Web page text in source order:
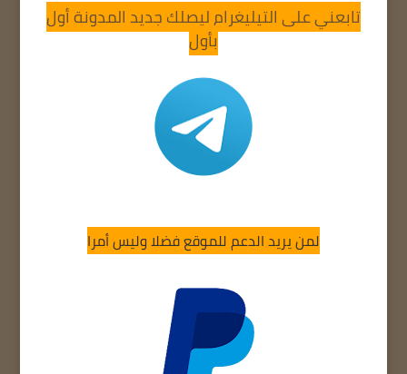
تابعني على التيليغرام ليصلك جديد المدونة أول
بأول
لمن يريد الدعم للموقع فضلا وليس أمرا